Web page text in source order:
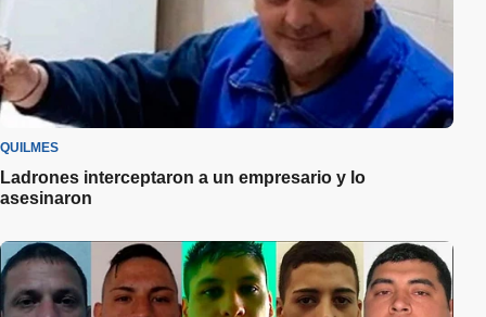
QUILMES
Ladrones interceptaron a un empresario y lo
asesinaron